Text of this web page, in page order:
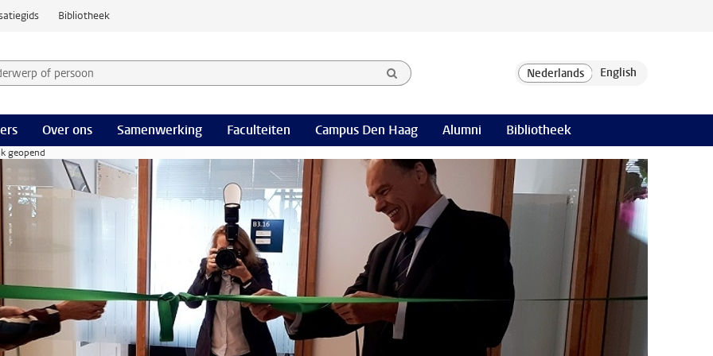
Bibliotheek
of persoon en selecteer categorie
Over ons Samenwerking Faculteiten Campus Den Haag Alumni Bibliotheek
geopend